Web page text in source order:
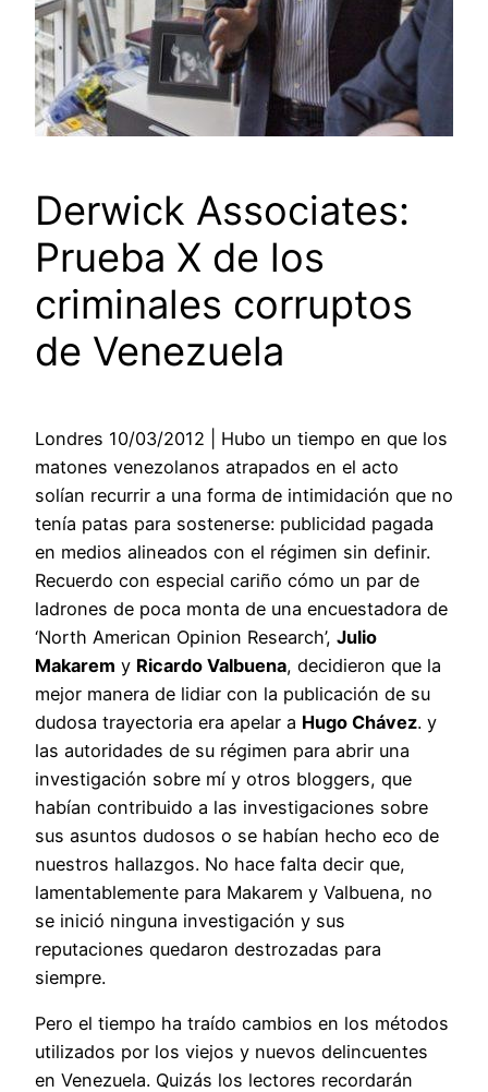
Derwick Associates:
Prueba X de los
criminales corruptos
de Venezuela
Londres 10/03/2012 | Hubo un tiempo en que los
matones venezolanos atrapados en el acto
solían recurrir a una forma de intimidación que no
tenía patas para sostenerse: publicidad pagada
en medios alineados con el régimen sin definir.
Recuerdo con especial cariño cómo un par de
ladrones de poca monta de una encuestadora de
‘North American Opinion Research’, Julio
Makarem y Ricardo Valbuena, decidieron que la
mejor manera de lidiar con la publicación de su
dudosa trayectoria era apelar a Hugo Chávez. y
las autoridades de su régimen para abrir una
investigación sobre mí y otros bloggers, que
habían contribuido a las investigaciones sobre
sus asuntos dudosos o se habían hecho eco de
nuestros hallazgos. No hace falta decir que,
lamentablemente para Makarem y Valbuena, no
se inició ninguna investigación y sus
reputaciones quedaron destrozadas para
siempre.
Pero el tiempo ha traído cambios en los métodos
utilizados por los viejos y nuevos delincuentes
en Venezuela. Quizás los lectores recordarán